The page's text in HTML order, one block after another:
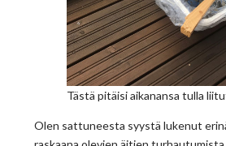
Tästä pitäisi aikanansa tulla
Olen sattuneesta syystä lukenut